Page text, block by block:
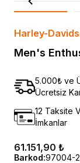
Harley-
Men's
5.000₺ ve
Ücretsiz
12 Taksite
İmkanlar
61.151,90 ₺
Barkod:97004-